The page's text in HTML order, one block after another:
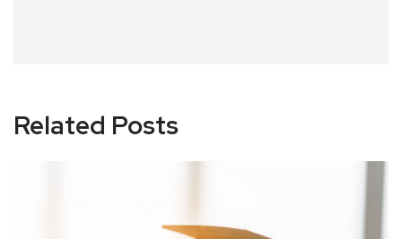
Related Posts